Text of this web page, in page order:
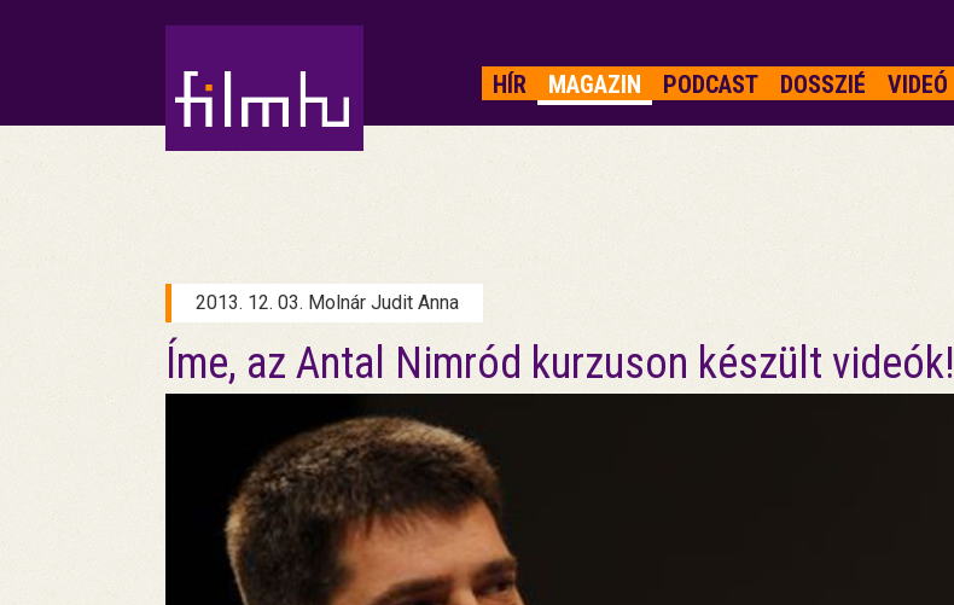
HÍR MAGAZIN PODCAST DOSSZIÉ VIDEÓ
2013. 12. 03. Molnár Judit Anna
Íme, az Antal Nimród kurzuson készült videók!